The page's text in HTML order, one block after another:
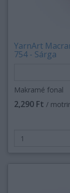
YarnArt
754 - Sárga
Makramé fonal
2,290 Ft /